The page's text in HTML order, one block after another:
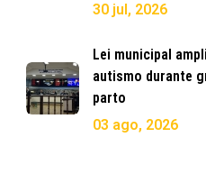
30 jul, 2026
Lei municipal
autismo durante
parto
03 ago, 2026